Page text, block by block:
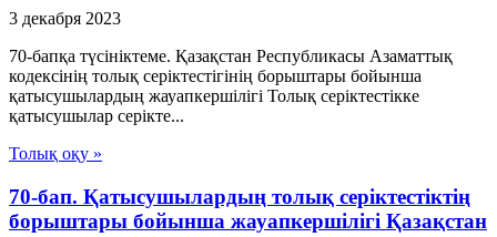
3 декабря 2023
70-бапқа түсініктеме. Қазақстан Республикасы Азаматтық
кодексінің толық серіктестігінің борыштары бойынша
қатысушылардың жауапкершілігі Толық серіктестікке
қатысушылар серікте...
Толық оқу »
70-бап. Қатысушылардың толық серiктестiктiң
борыштары бойынша жауапкершiлiгi Қазақстан